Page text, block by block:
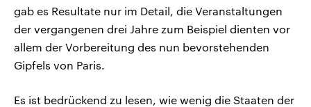
gab es Resultate nur im Detail, die Veranstaltungen
der vergangenen drei Jahre zum Beispiel dienten vor
allem der Vorbereitung des nun bevorstehenden
Gipfels von Paris.
Es ist bedrückend zu lesen, wie wenig die Staaten der